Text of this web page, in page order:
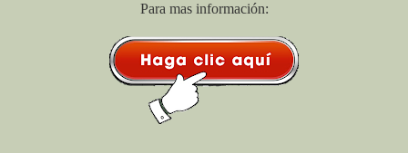
Para mas información: